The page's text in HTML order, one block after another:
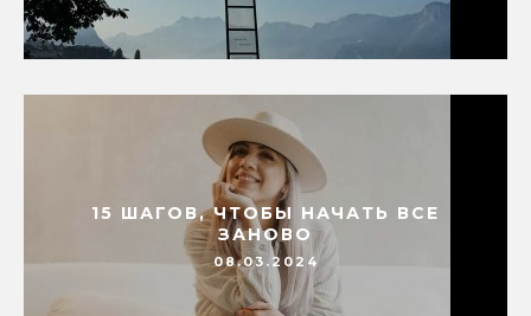
15 ШАГОВ, ЧТОБЫ НАЧАТЬ ВСЕ
ЗАНОВО
08.03.2024